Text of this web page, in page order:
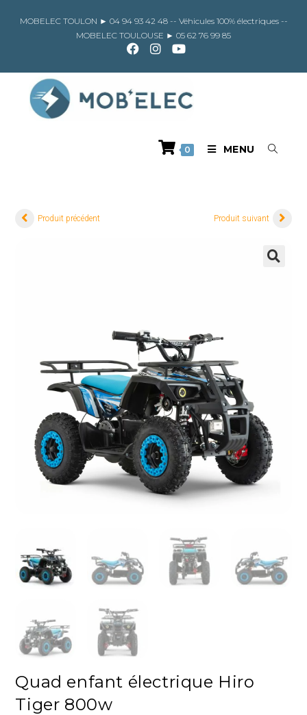
MOBELEC TOULON ► 04 94 93 42 48 -- Véhicules 100% électriques --
MOBELEC TOULOUSE ► 05 62 76 99 85
0 MENU
Produit précédent Produit suivant
Quad enfant électrique Hiro
Tiger 800w